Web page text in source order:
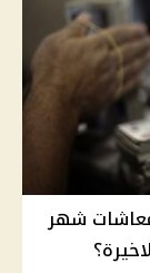
معاشات شهر